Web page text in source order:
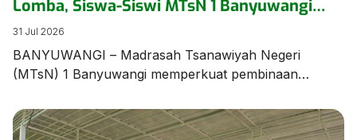
Lomba, Siswa-Siswi MTsN 1 Banyuwangi
Unjuk Ketangkasan dalam Latihan Pramuka
31 Jul 2026
BANYUWANGI – Madrasah Tsanawiyah Negeri
(MTsN) 1 Banyuwangi memperkuat pembinaan
Latihan Rutin Pramuka yang digelar di Lapangan
Utama MTsN 1 Banyuwangi pada Jumat (31/7/2026).